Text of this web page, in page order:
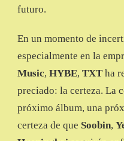
futuro.
En un momento de
especialmente en la
Music, HYBE, TXT ha
preciado: la certeza. La
próximo álbum, una
certeza de que Soobin,